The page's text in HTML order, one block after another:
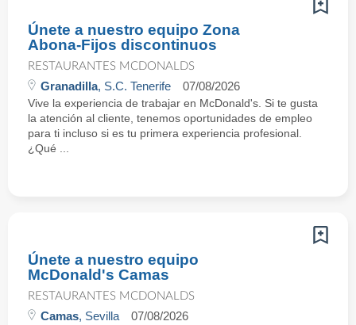
Únete a nuestro equipo Zona
Abona-Fijos discontinuos
RESTAURANTES MCDONALDS
Granadilla, S.C. Tenerife 07/08/2026
Vive la experiencia de trabajar en McDonald's. Si te gusta
la atención al cliente, tenemos oportunidades de empleo
para ti incluso si es tu primera experiencia profesional.
¿Qué ...
Únete a nuestro equipo
McDonald's Camas
RESTAURANTES MCDONALDS
Camas, Sevilla 07/08/2026